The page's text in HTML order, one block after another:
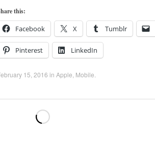
this:
Facebook X Tumblr
Pinterest LinkedIn
15, 2016 in Apple Mobile